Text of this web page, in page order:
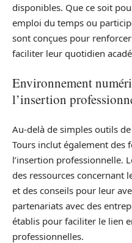
disponibles. Que ce soit
emploi du temps ou
sont conçues pour
faciliter leur quotidien
Environnement
l’insertion
Au-delà de simples outils de
Tours inclut également des
l’insertion professionnelle.
des ressources concernant
et des conseils pour leur
partenariats avec des
établis pour faciliter le lien
professionnelles.